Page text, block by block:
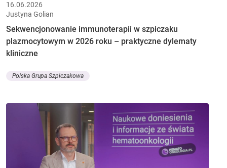
16.06.2026
Justyna Golian
Sekwencjonowanie immunoterapii w szpiczaku
plazmocytowym w 2026 roku – praktyczne dylematy
kliniczne
Polska Grupa Szpiczakowa